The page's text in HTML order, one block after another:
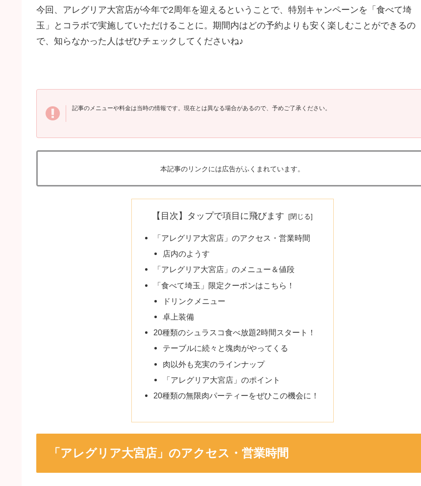
今回、アレグリア大宮店が今年で2周年を迎えるということで、特別キャンペーンを「食べて埼
玉」とコラボで実施していただけることに。期間内はどの予約よりも安く楽しむことができるの
で、知らなかった人はぜひチェックしてくださいね♪
記事のメニューや料金は当時の情報です。現在とは異なる場合があるので、予めご了承ください。
本記事のリンクには広告がふくまれています。
【目次】タップで項目に飛びます
「アレグリア大宮店」のアクセス・営業時間
店内のようす
「アレグリア大宮店」のメニュー＆値段
「食べて埼玉」限定クーポンはこちら！
ドリンクメニュー
卓上装備
20種類のシュラスコ食べ放題2時間スタート！
テーブルに続々と塊肉がやってくる
肉以外も充実のラインナップ
「アレグリア大宮店」のポイント
20種類の無限肉パーティーをぜひこの機会に！
「アレグリア大宮店」のアクセス・営業時間